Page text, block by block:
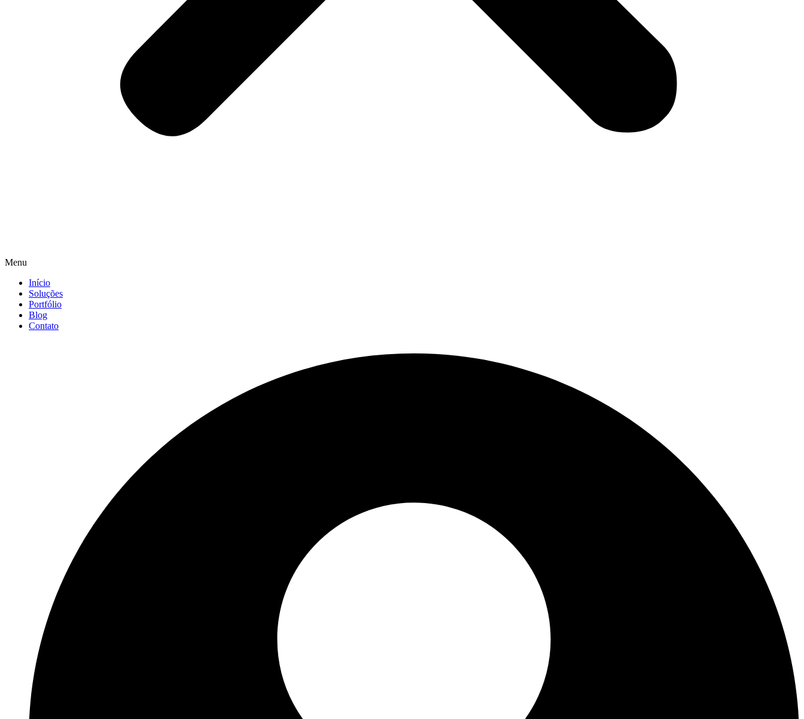
Menu
Início
Soluções
Portfólio
Blog
Contato